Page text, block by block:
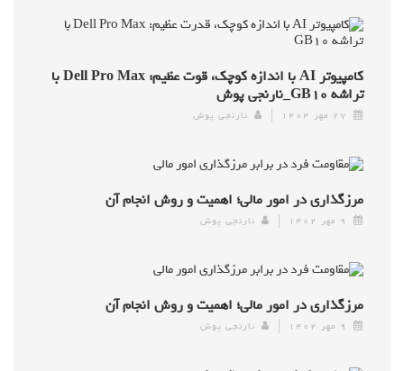
کامپیوتر AI با اندازه کوچک، قوت عظیم: Dell Pro Max با
تراشه GB۱۰_نارنجی پوش
۲۷ مهر ۱۴۰۴ نارنجی پوش
مرزگذاری در امور مالی؛ اهمیت و روش انجام آن
۹ مهر ۱۴۰۲ نارنجی پوش
مرزگذاری در امور مالی؛ اهمیت و روش انجام آن
۹ مهر ۱۴۰۲ نارنجی پوش